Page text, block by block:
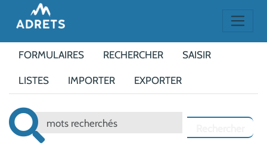
FORMULAIRES RECHERCHER SAISIR
LISTES IMPORTER EXPORTER